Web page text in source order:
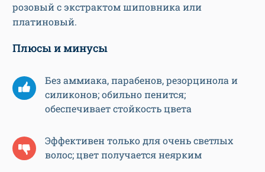
розовый с экстрактом шиповника или
платиновый.
Плюсы и минусы
Без аммиака, парабенов, резорцинола и
силиконов; обильно пенится;
обеспечивает стойкость цвета
Эффективен только для очень светлых
волос; цвет получается неярким